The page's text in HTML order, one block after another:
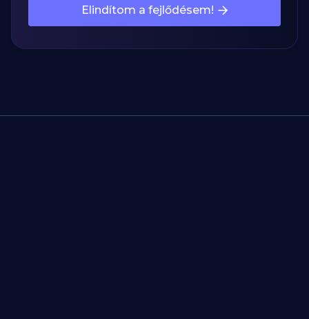
Elindítom a fejlődésem!